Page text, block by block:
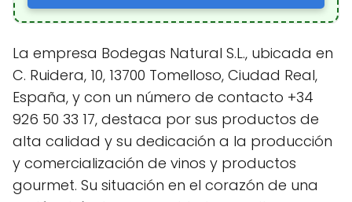
La empresa Bodegas Natural S.L., ubicada en
C. Ruidera, 10, 13700 Tomelloso, Ciudad Real,
España, y con un número de contacto +34
926 50 33 17, destaca por sus productos de
alta calidad y su dedicación a la producción
y comercialización de vinos y productos
gourmet. Su situación en el corazón de una